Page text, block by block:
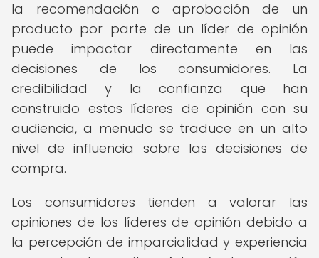
la recomendación o aprobación de un
producto por parte de un líder de opinión
puede impactar directamente en las
decisiones de los consumidores. La
credibilidad y la confianza que han
construido estos líderes de opinión con su
audiencia, a menudo se traduce en un alto
nivel de influencia sobre las decisiones de
compra.
Los consumidores tienden a valorar las
opiniones de los líderes de opinión debido a
la percepción de imparcialidad y experiencia